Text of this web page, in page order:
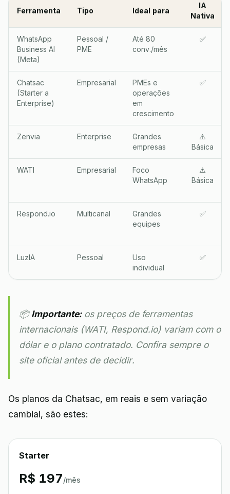
Ferramenta Tipo Ideal para
IA
Nativa
WhatsApp
Business AI
(Meta)
Pessoal /
PME
Até 80
conv./mês
✅
Chatsac
(Starter a
Enterprise)
Empresarial
PMEs e
operações
em
crescimento
✅
Zenvia Enterprise
Grandes
empresas
⚠️
Básica
WATI Empresarial
Foco
WhatsApp
⚠️
Básica
Respond.io Multicanal
Grandes
equipes
✅
LuzIA Pessoal
Uso
individual
✅
📦Importante:os preços de ferramentas
internacionais (WATI, Respond.io) variam com o
dólar e o plano contratado. Confira sempre o
site oficial antes de decidir.
Os planos da Chatsac, em reais e sem variação
cambial, são estes:
Starter
R$ 197/mês